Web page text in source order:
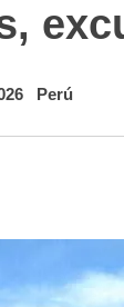
Perú